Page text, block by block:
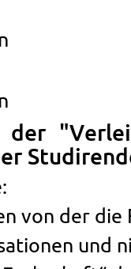
der
von der die
und